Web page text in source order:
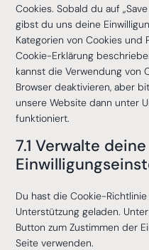
Cookies. Sobald du auf
gibst du uns deine
Kategorien von Cookies und
Cookie-Erklärung
kannst die Verwendung von
Browser deaktivieren, aber
unsere Website dann unter
funktioniert.
7.1 Verwalte deine
Du hast die Cookie-
Unterstützung geladen.
Button zum Zustimmen der
Seite verwenden.